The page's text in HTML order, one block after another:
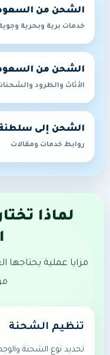
الشحن من
خدمات برية وبحرية
الشحن من
الأثاث والطرود
الشحن إلى
روابط خدمات ومقالات
لماذا
مزايا عملية يحتاجها
تنظيم الشحنة
تحديد نوع الشحنة